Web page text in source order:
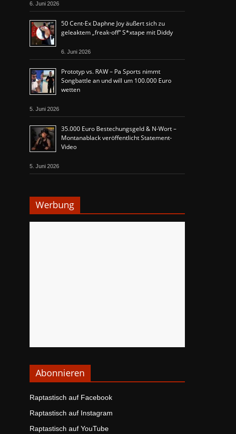
6. Juni 2026
50 Cent-Ex Daphne Joy äußert sich zu
geleaktem „freak-off“ S*xtape mit Diddy
6. Juni 2026
Prototyp vs. RAW – Pa Sports nimmt
Songbattle an und will um 100.000 Euro
wetten
5. Juni 2026
35.000 Euro Bestechungsgeld & N-Wort –
Montanablack veröffentlicht Statement-
Video
5. Juni 2026
Werbung
Abonnieren
Raptastisch auf Facebook
Raptastisch auf Instagram
Raptastisch auf YouTube